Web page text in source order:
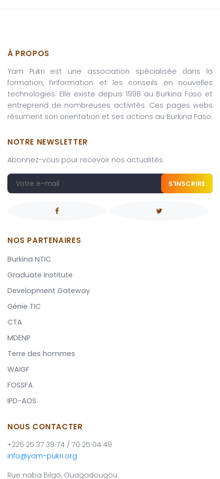
À PROPOS
Yam Pukri est une association spécialisée dans la
formation, l’information et les conseils en nouvelles
technologies. Elle existe depuis 1998 au Burkina Faso et
entreprend de nombreuses activités. Ces pages webs
résument son orientation et ses actions au Burkina Faso.
NOTRE NEWSLETTER
Abonnez-vous pour recevoir nos actualités.
S'INSCRIRE
NOS PARTENAIRES
Burkina NTIC
Graduate Institute
Development Gateway
Génie TIC
CTA
MDENP
Terre des hommes
WAIGF
FOSSFA
IPD-AOS
NOUS CONTACTER
+226 25 37 39 74 / 70 25 04 49
info@yam-pukri.org
Rue naba Bilgo, Ouagadougou